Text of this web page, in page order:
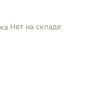
Нет на складе